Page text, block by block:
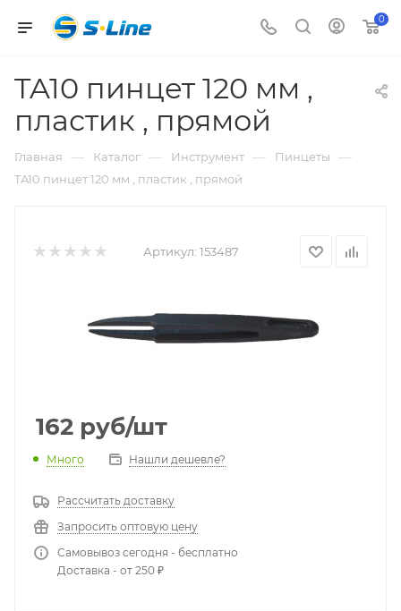
0
TA10 пинцет 120 мм ,
пластик , прямой
Главная — Каталог — Инструмент — Пинцеты —
TA10 пинцет 120 мм , пластик , прямой
Артикул: 153487
162 руб/шт
Много Нашли дешевле?
Рассчитать доставку
Запросить оптовую цену
Самовывоз сегодня - бесплатно
Доставка - от 250 ₽